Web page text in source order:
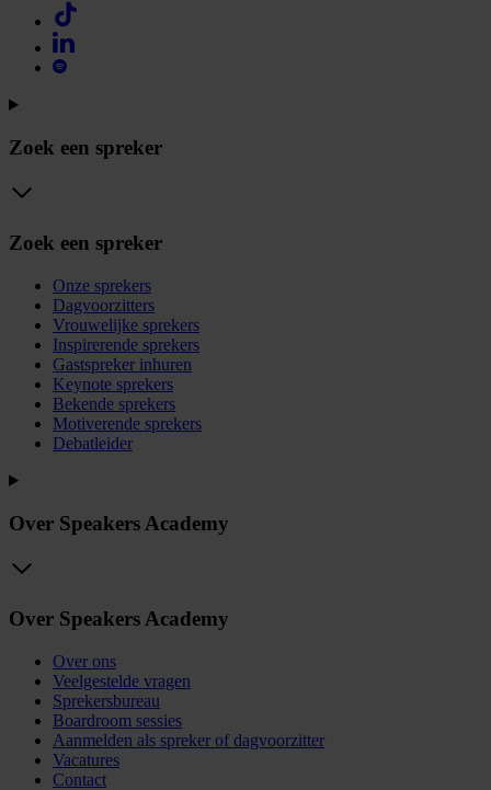
Zoek een spreker
Zoek een spreker
Onze sprekers
Dagvoorzitters
Vrouwelijke sprekers
Inspirerende sprekers
Gastspreker inhuren
Keynote sprekers
Bekende sprekers
Motiverende sprekers
Debatleider
Over Speakers Academy
Over Speakers Academy
Over ons
Veelgestelde vragen
Sprekersbureau
Boardroom sessies
Aanmelden als spreker of dagvoorzitter
Vacatures
Contact